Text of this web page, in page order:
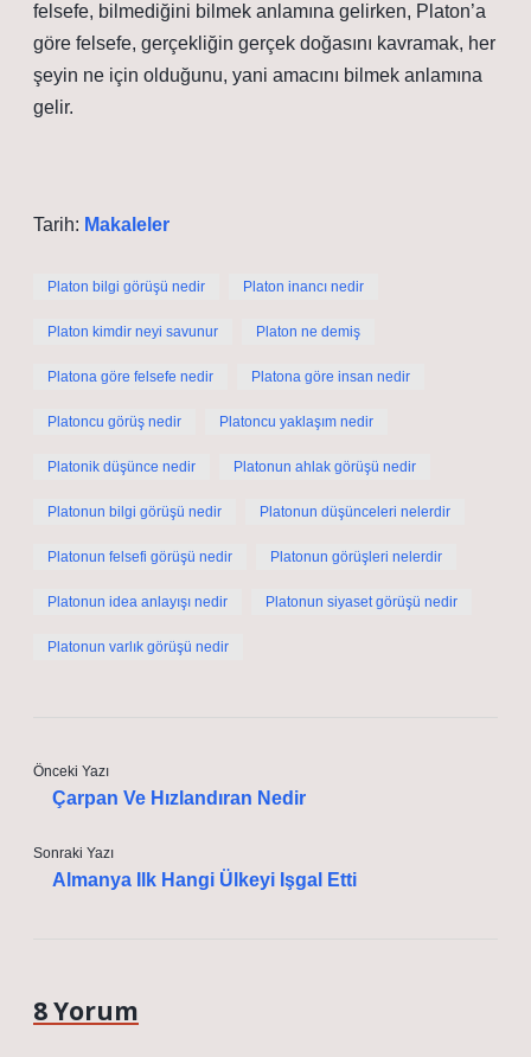
felsefe, bilmediğini bilmek anlamına gelirken, Platon’a
göre felsefe, gerçekliğin gerçek doğasını kavramak, her
şeyin ne için olduğunu, yani amacını bilmek anlamına
gelir.
Tarih: Makaleler
Platon bilgi görüşü nedir Platon inancı nedir
Platon kimdir neyi savunur Platon ne demiş
Platona göre felsefe nedir Platona göre insan nedir
Platoncu görüş nedir Platoncu yaklaşım nedir
Platonik düşünce nedir Platonun ahlak görüşü nedir
Platonun bilgi görüşü nedir Platonun düşünceleri nelerdir
Platonun felsefi görüşü nedir Platonun görüşleri nelerdir
Platonun idea anlayışı nedir Platonun siyaset görüşü nedir
Platonun varlık görüşü nedir
Önceki Yazı
Çarpan Ve Hızlandıran Nedir
Sonraki Yazı
Almanya Ilk Hangi Ülkeyi Işgal Etti
8 Yorum